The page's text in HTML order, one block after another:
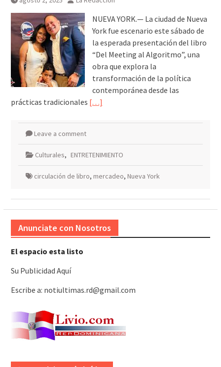
agosto
NUEVA YORK.— La ciudad de Nueva
York fue escenario este sábado de
la esperada presentación del libro
“Del Meeting al Algoritmo”, una
obra que explora la
transformación de la política
contemporánea desde las
prácticas tradicionales […]
Leave a comment
Culturales, ENTRETENIMIENTO
circulación de libro, mercadeo, Nueva York
Anunciate con Nosotros
El espacio esta listo
Su Publicidad Aquí
Escribe a: notiultimas.rd@gmail.com